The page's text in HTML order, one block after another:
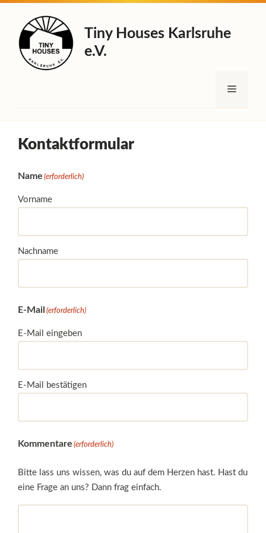
springen
Tiny Houses Karlsruhe
e.V.
Menü
Kontaktformular
Name (erforderlich)
Vorname
Nachname
E-Mail (erforderlich)
E-Mail eingeben
E-Mail bestätigen
Kommentare (erforderlich)
Bitte lass uns wissen, was du auf dem Herzen hast. Hast du
eine Frage an uns? Dann frag einfach.